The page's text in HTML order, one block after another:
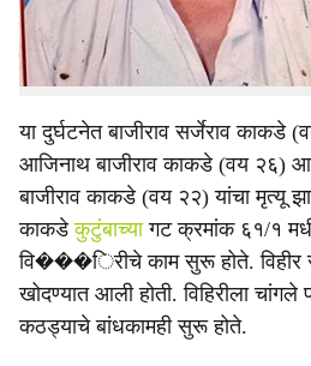
घटना घडली. या दुर्घटनेमुळे धानोरा
पसरली आहे.
या दुर्घटनेत बाजीराव सर्जेराव काकडे
आजिनाथ बाजीराव काकडे (वय २६)
बाजीराव काकडे (वय २२) यांचा मृत्यू
काकडेकुटुंबाच्यागट क्रमांक ६१/१
वि���िरीचे काम सुरू होते. विहीर
खोदण्यात आली होती. विहिरीला
कठड्याचे बांधकामही सुरू होते.